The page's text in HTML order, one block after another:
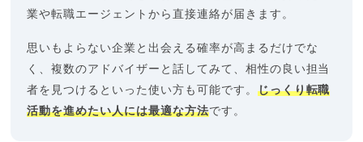
業や転職エージェントから直接連絡が届きます。
思いもよらない企業と出会える確率が高まるだけでな
く、複数のアドバイザーと話してみて、相性の良い担当
者を見つけるといった使い方も可能です。 じっくり転職
活動を進めたい人には最適な方法です。